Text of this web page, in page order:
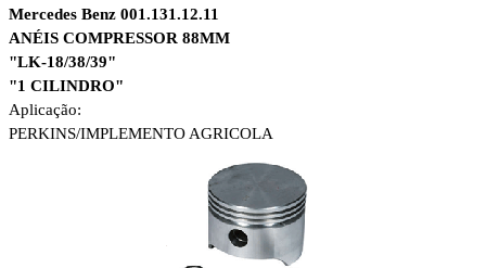
Mercedes Benz 001.131.12.11
ANÉIS COMPRESSOR 88MM
"LK-18/38/39"
"1 CILINDRO"
Aplicação:
PERKINS/IMPLEMENTO AGRICOLA